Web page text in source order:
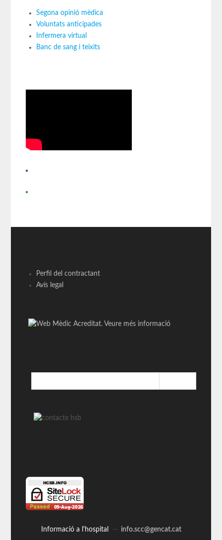
Segona opinió mèdica
Voluntats anticipades
Infermera virtual
Banc de sang i teixits
Perfil del contractant
Avís legal
Informació a l'hospital -- info.scc@gencat.cat